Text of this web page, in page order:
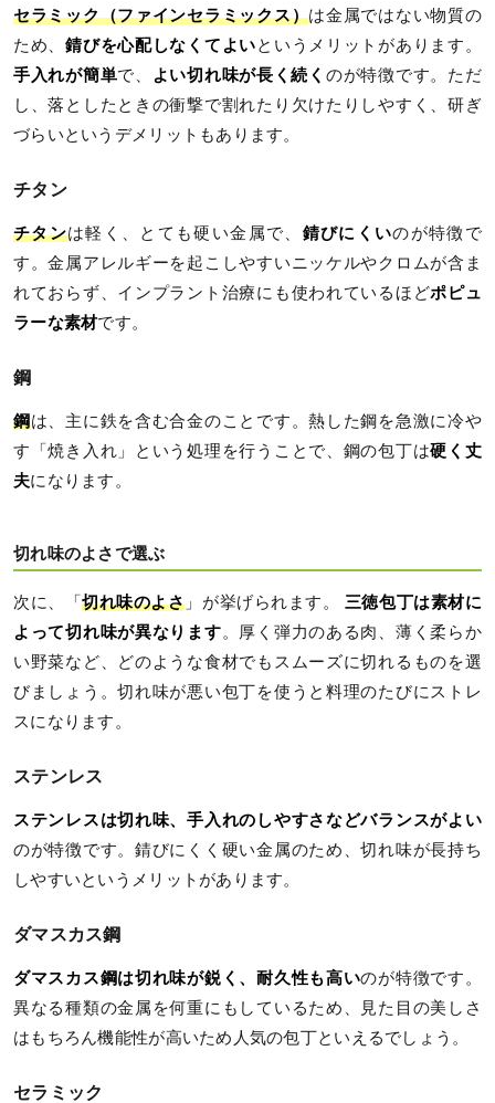
セラミック（ファインセラミックス）は金属ではない物質の
ため、錆びを心配しなくてよいというメリットがあります。
手入れが簡単で、 よい切れ味が長く続く のが特徴です。ただ
し、落としたときの衝撃で割れたり欠けたりしやすく、研ぎ
づらいというデメリットもあります。
チタン
チタンは軽く、とても硬い金属で、 錆びにくいのが特徴で
す。金属アレルギーを起こしやすいニッケルやクロムが含ま
れておらず、インプラント治療にも使われているほどポピュ
ラーな素材です。
鋼
鋼は、主に鉄を含む合金のことです。熱した鋼を急激に冷や
す「焼き入れ」という処理を行うことで、鋼の包丁は硬く丈
夫になります。
切れ味のよさで選ぶ
次に、「切れ味のよさ 」が挙げられます。 三徳包丁は素材に
よって切れ味が異なります。厚く弾力のある肉、薄く柔らか
い野菜など、どのような食材でもスムーズに切れるものを選
びましょう。切れ味が悪い包丁を使うと料理のたびにストレ
スになります。
ステンレス
ステンレスは切れ味、手入れのしやすさなどバランスがよい
のが特徴です。錆びにくく硬い金属のため、切れ味が長持ち
しやすいというメリットがあります。
ダマスカス鋼
ダマスカス鋼は切れ味が鋭く、耐久性も高いのが特徴です。
異なる種類の金属を何重にもしているため、見た目の美しさ
はもちろん機能性が高いため人気の包丁といえるでしょう。
セラミック